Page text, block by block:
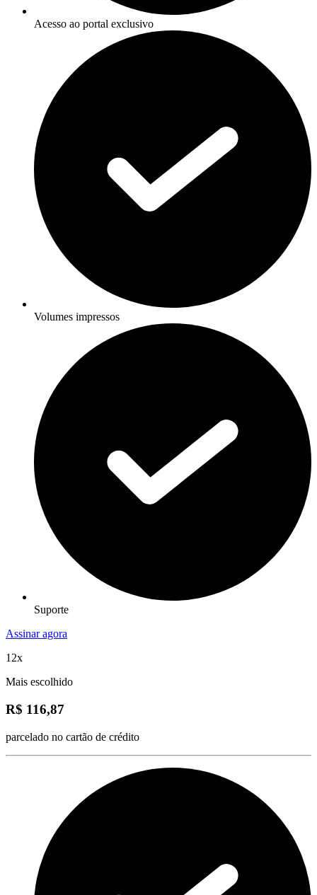
Acesso ao portal exclusivo
Volumes impressos
Suporte
Assinar agora
12x
Mais escolhido
R$ 116,87
parcelado no cartão de crédito